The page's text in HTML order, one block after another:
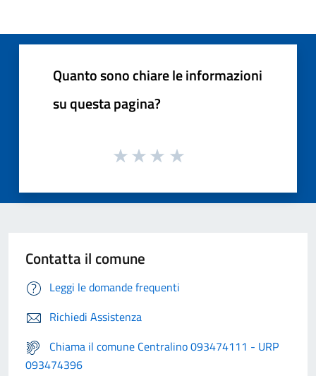
Quanto sono chiare le informazioni
su questa pagina?
Contatta il comune
Leggi le domande frequenti
Richiedi Assistenza
Chiama il comune Centralino 093474111 - URP
093474396